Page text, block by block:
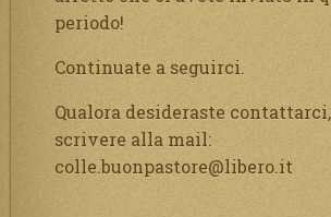
periodo!
Continuate a seguirci.
Qualora desideraste
scrivere alla mail:
colle.buonpastore@libero.it